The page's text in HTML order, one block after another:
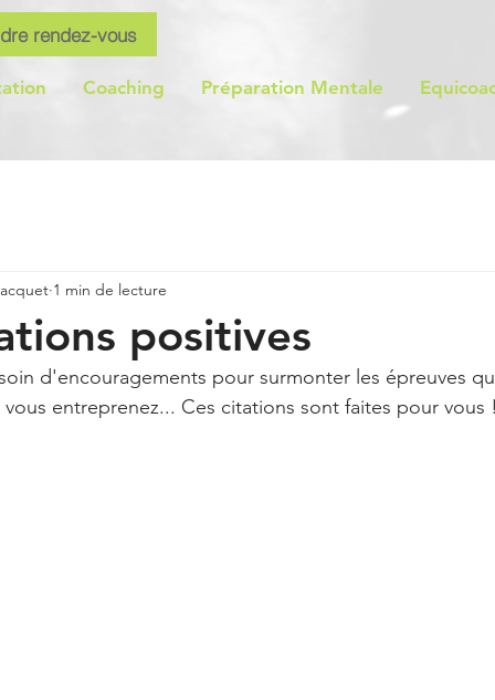
Coaching Préparation Mentale
rendez-vous
positives
1 min de lecture
vous entreprenez... Ces citations sont faites pour vous !